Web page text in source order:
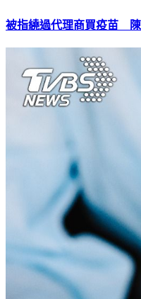
被指繞過代理商買疫苗